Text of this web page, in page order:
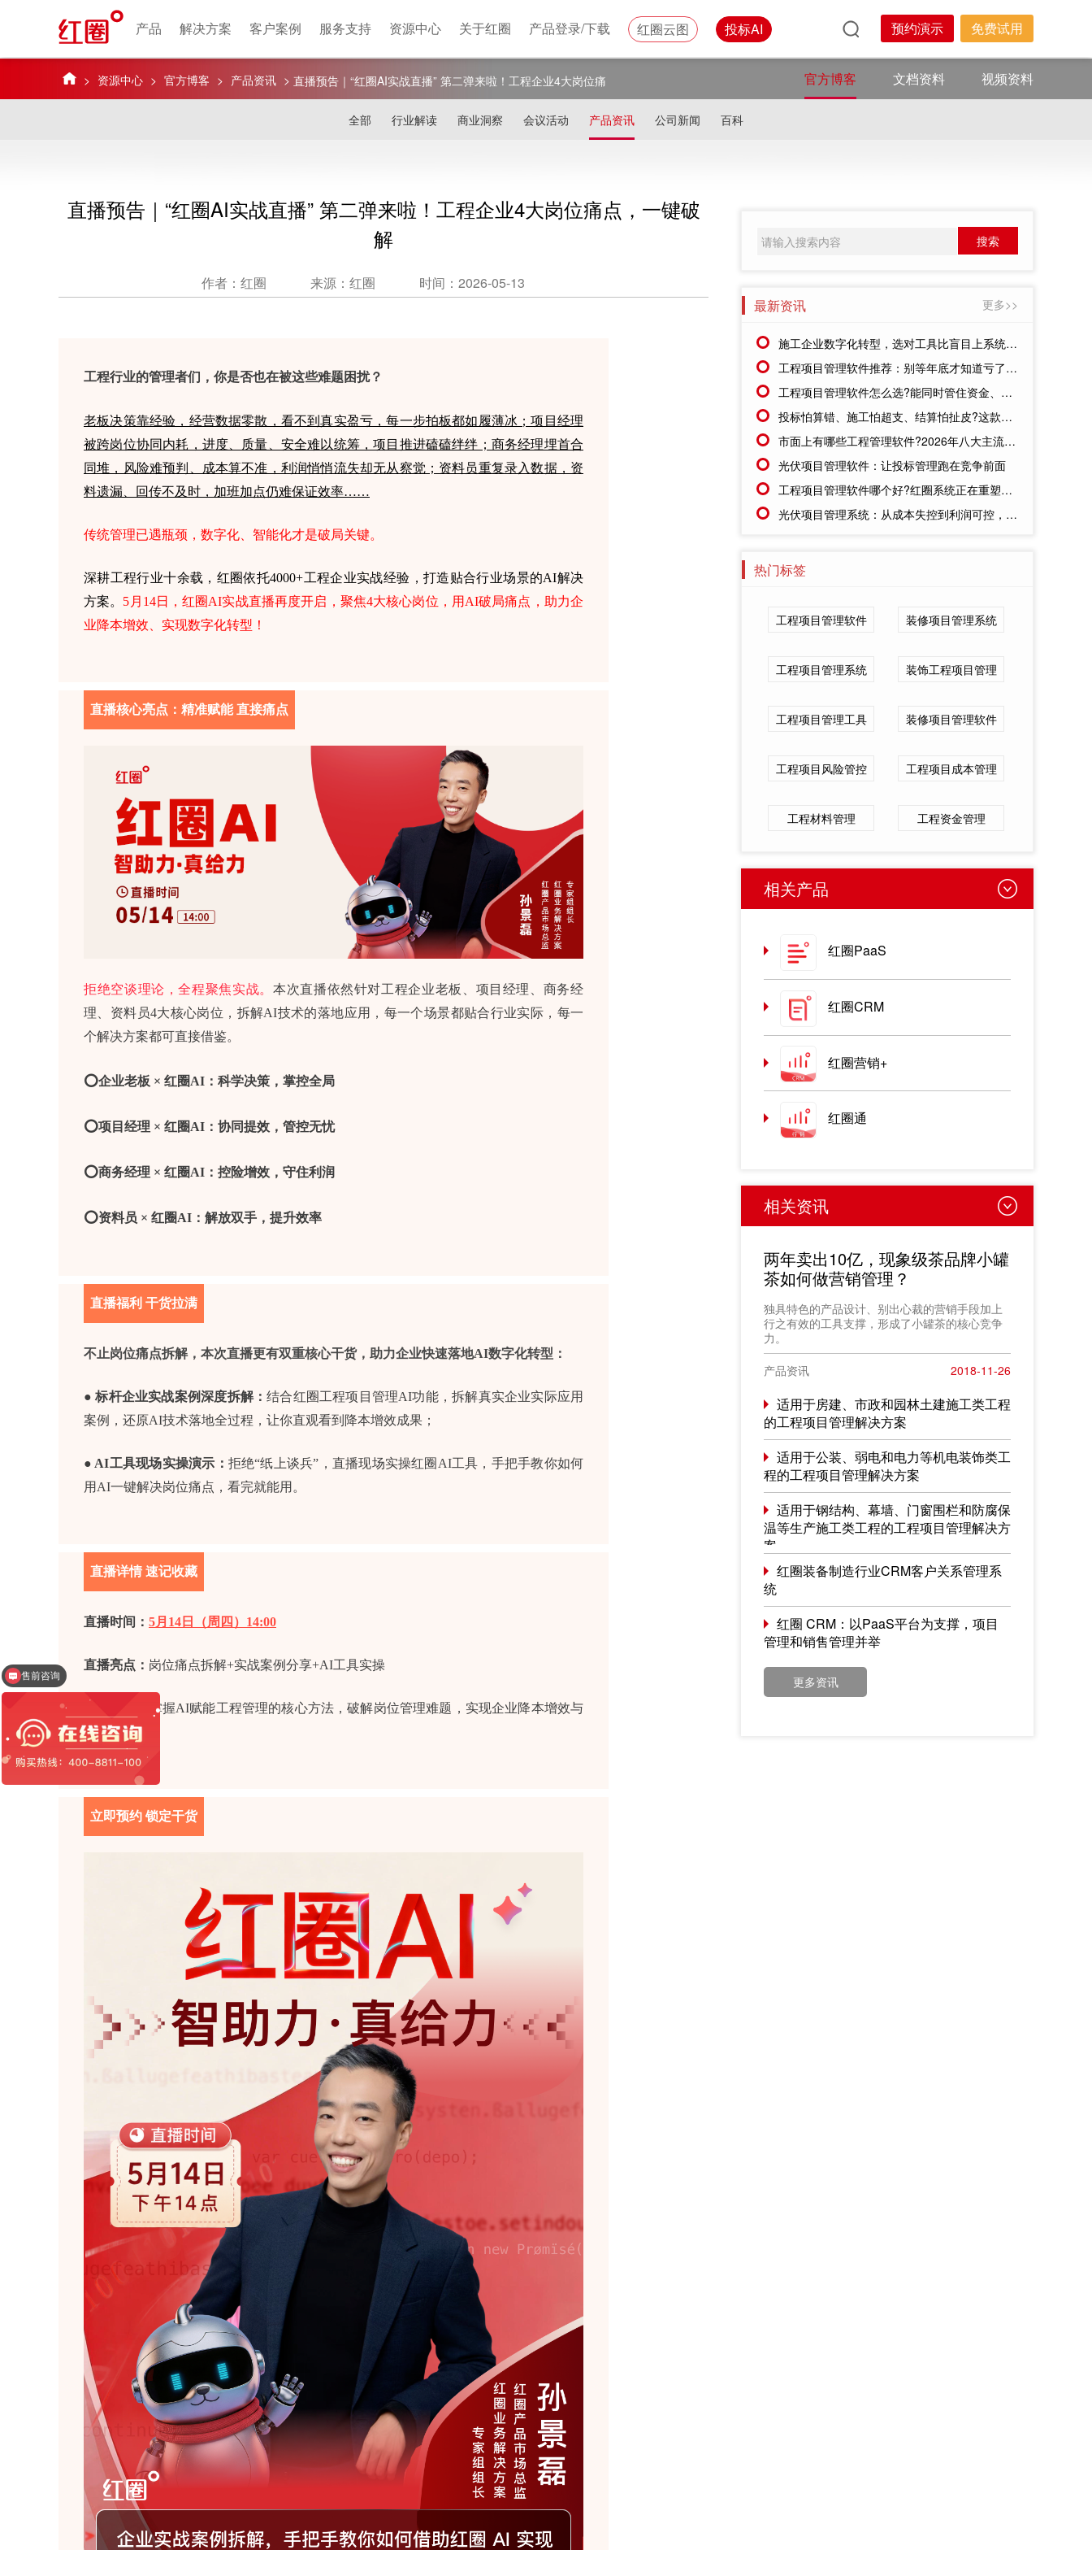
产品 解决方案 客户案例 服务支持 资源中心 关于红圈 产品登录/下载 红圈云图 投标AI 预约演示 免费试用
> 资源中心 > 官方博客 > 产品资讯 > 直播预告｜“红圈AI实战直播” 第二弹来啦！工程企业4大岗位痛
官方博客 文档资料 视频资料
全部 行业解读 商业洞察 会议活动 产品资讯 公司新闻 百科
直播预告｜“红圈AI实战直播” 第二弹来啦！工程企业4大岗位痛点，一键破
解
作者：红圈 来源：红圈 时间：2026-05-13
工程行业的管理者们，你是否也在被这些难题困扰？
老板决策靠经验，经营数据零散，看不到真实盈亏，每一步拍板都如履薄冰；项目经理
被跨岗位协同内耗，进度、质量、安全难以统筹，项目推进磕磕绊绊；商务经理埋首合
同堆，风险难预判、成本算不准，利润悄悄流失却无从察觉；资料员重复录入数据，资
料遗漏、回传不及时，加班加点仍难保证效率……
传统管理已遇瓶颈，数字化、智能化才是破局关键。
深耕工程行业十余载，红圈依托4000+工程企业实战经验，打造贴合行业场景的AI解决
方案。 5月14日，红圈AI实战直播再度开启，聚焦4大核心岗位，用AI破局痛点，助力企
业降本增效、实现数字化转型！
直播核心亮点：精准赋能 直接痛点
拒绝空谈理论，全程聚焦实战。 本次直播依然针对工程企业老板、项目经理、商务经
理、资料员4大核心岗位，拆解AI技术的落地应用，每一个场景都贴合行业实际，每一
个解决方案都可直接借鉴。
⭕企业老板 × 红圈AI：科学决策，掌控全局
⭕项目经理 × 红圈AI：协同提效，管控无忧
⭕商务经理 × 红圈AI：控险增效，守住利润
⭕资料员 × 红圈AI：解放双手，提升效率
直播福利 干货拉满
不止岗位痛点拆解，本次直播更有双重核心干货，助力企业快速落地AI数字化转型：
● 标杆企业实战案例深度拆解：结合红圈工程项目管理AI功能，拆解真实企业实际应用
案例，还原AI技术落地全过程，让你直观看到降本增效成果；
● AI工具现场实操演示： 拒绝“纸上谈兵”，直播现场实操红圈AI工具，手把手教你如何
用AI一键解决岗位痛点，看完就能用。
直播详情 速记收藏
直播时间： 5月14日（周四）14:00
直播亮点： 岗位痛点拆解+实战案例分享+AI工具实操
掌握AI赋能工程管理的核心方法，破解岗位管理难题，实现企业降本增效与
数字化转型
立即预约 锁定干货
最新资讯 更多>>
施工企业数字化转型，选对工具比盲目上系统更重要
工程项目管理软件推荐：别等年底才知道亏了!这套系统让每一分钱都有迹可循
工程项目管理软件怎么选?能同时管住资金、成本、进度的才靠谱
投标怕算错、施工怕超支、结算怕扯皮?这款施工成本管理系统一招全解决
市面上有哪些工程管理软件?2026年八大主流工具深度盘点
光伏项目管理软件：让投标管理跑在竞争前面
工程项目管理软件哪个好?红圈系统正在重塑工程企业的"数字大脑"
光伏项目管理系统：从成本失控到利润可控，老板只需做对一步
热门标签
工程项目管理软件 装修项目管理系统
工程项目管理系统 装饰工程项目管理
工程项目管理工具 装修项目管理软件
工程项目风险管控 工程项目成本管理
工程材料管理 工程资金管理
相关产品
红圈PaaS
红圈CRM
红圈营销+
红圈通
相关资讯
两年卖出10亿，现象级茶品牌小罐
茶如何做营销管理？
独具特色的产品设计、别出心裁的营销手段加上
行之有效的工具支撑，形成了小罐茶的核心竞争
力。
产品资讯
2018-11-26
适用于房建、市政和园林土建施工类工程
的工程项目管理解决方案
适用于公装、弱电和电力等机电装饰类工
程的工程项目管理解决方案
适用于钢结构、幕墙、门窗围栏和防腐保
温等生产施工类工程的工程项目管理解决方
案
红圈装备制造行业CRM客户关系管理系
统
红圈 CRM：以PaaS平台为支撑，项目
管理和销售管理并举
更多资讯
售后客服